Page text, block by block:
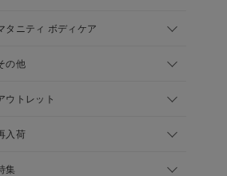
タニティ ボディケア
の他
ウトレット
入荷
集